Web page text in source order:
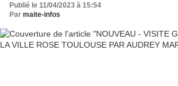
Publié le 11/04/2023 à 15:54
Par maite-infos